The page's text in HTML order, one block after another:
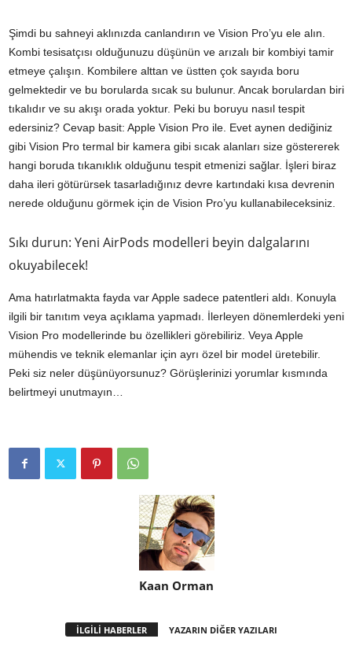
Şimdi bu sahneyi aklınızda canlandırın ve Vision Pro’yu ele alın.
Kombi tesisatçısı olduğunuzu düşünün ve arızalı bir kombiyi tamir
etmeye çalışın. Kombilere alttan ve üstten çok sayıda boru
gelmektedir ve bu borularda sıcak su bulunur. Ancak borulardan biri
tıkalıdır ve su akışı orada yoktur. Peki bu boruyu nasıl tespit
edersiniz? Cevap basit: Apple Vision Pro ile. Evet aynen dediğiniz
gibi Vision Pro termal bir kamera gibi sıcak alanları size göstererek
hangi boruda tıkanıklık olduğunu tespit etmenizi sağlar. İşleri biraz
daha ileri götürürsek tasarladığınız devre kartındaki kısa devrenin
nerede olduğunu görmek için de Vision Pro’yu kullanabileceksiniz.
Sıkı durun: Yeni AirPods modelleri beyin dalgalarını
okuyabilecek!
Ama hatırlatmakta fayda var Apple sadece patentleri aldı. Konuyla
ilgili bir tanıtım veya açıklama yapmadı. İlerleyen dönemlerdeki yeni
Vision Pro modellerinde bu özellikleri görebiliriz. Veya Apple
mühendis ve teknik elemanlar için ayrı özel bir model üretebilir.
Peki siz neler düşünüyorsunuz? Görüşlerinizi yorumlar kısmında
belirtmeyi unutmayın…
Kaan Orman
İLGİLİ HABERLER YAZARIN DİĞER YAZILARI